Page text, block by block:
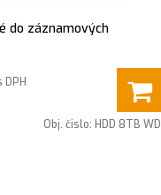
do záznamových
DPH
Obj. čislo: HDD 8TB WD